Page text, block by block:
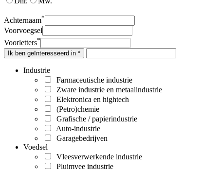
Achternaam*
Voorvoegsel
Voorletters*
Ik ben geïnteresseerd in *
Industrie
Farmaceutische industrie
Zware industrie en metaalindustrie
Elektronica en hightech
(Petro)chemie
Grafische / papierindustrie
Auto-industrie
Garagebedrijven
Voedsel
Vleesverwerkende industrie
Pluimvee industrie